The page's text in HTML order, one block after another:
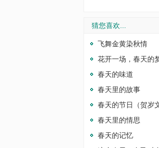
猜您喜欢...
飞舞金黄染秋情
花开一场，春天的
春天的味道
春天里的故事
春天的节日（贺岁文
春天里的情思
春天的记忆